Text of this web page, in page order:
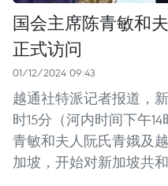
国会主席陈青敏和
正式访问
01/12/2024 09:43
越通社特派记者报道，
时15分（河内时间下午
青敏和夫人阮氏青娥及
加坡，开始对新加坡共